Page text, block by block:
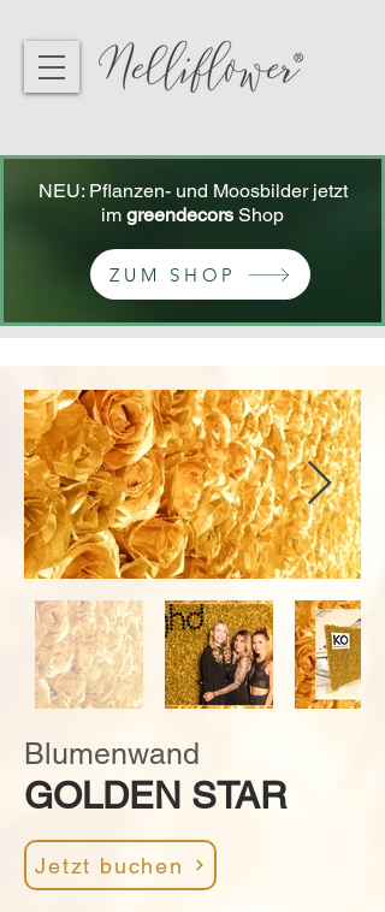
NEU: Pflanzen- und Moosbilder jetzt
im greendecors Shop
ZUM SHOP
Blumenwand
GOLDEN STAR
Jetzt buchen